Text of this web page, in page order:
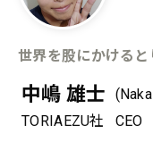
世界を股にかける
中嶋 雄士
TORIAEZU社
CEO